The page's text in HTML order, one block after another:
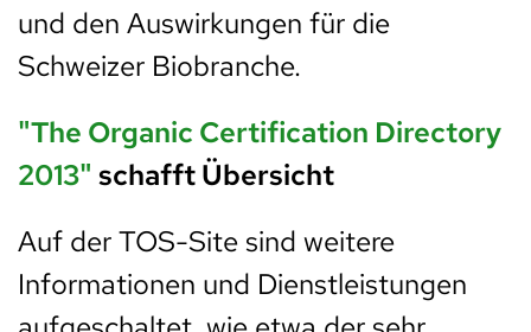
und den Auswirkungen für die
Schweizer Biobranche.
"The Organic Certification Directory
2013" schafft Übersicht
Auf der TOS-Site sind weitere
Informationen und Dienstleistungen